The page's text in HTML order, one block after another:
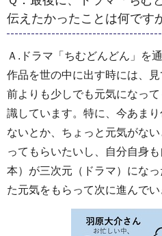
伝えたかったことは何です
Ａ.ドラマ「ちむどんどん」を
作品を世の中に出す時には、
前よりも少しでも元気になっ
識しています。特に、今あま
ないとか、ちょっと元気がな
ってもらいたいし、自分自身
本）が三次元（ドラマ）にな
た元気をもらって次に進んでい